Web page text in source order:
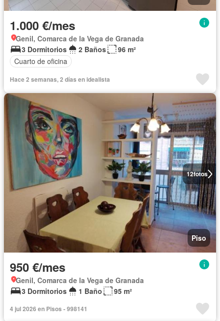
1.000 €/mes
Genil, Comarca de la Vega de Granada
3 Dormitorios
2 Baños
96 m²
Cuarto de oficina
Hace 2 semanas, 2 días en idealista
12fotos
Piso
950 €/mes
Genil, Comarca de la Vega de Granada
3 Dormitorios
1 Baño 95 m²
4 jul 2026 en Pisos - 998141